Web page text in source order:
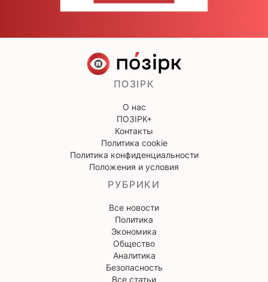
ПОЗІРК
О нас
ПОЗІРК+
Контакты
Политика cookie
Политика конфиденциальности
Положения и условия
РУБРИКИ
Все новости
Политика
Экономика
Общество
Аналитика
Безопасность
Все статьи